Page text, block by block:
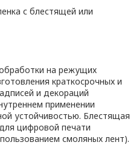
с блестящей или
на режущих
краткосрочных и
и декораций
применении
устойчивостью. Блестящая
цифровой печати
смоляных лент).